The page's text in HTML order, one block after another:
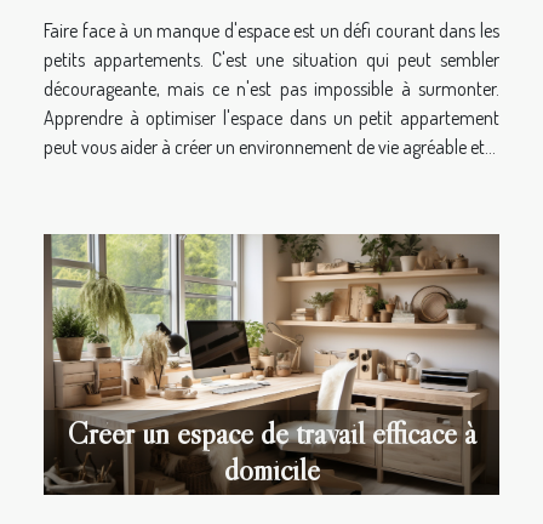
Faire face à un manque d'espace est un défi courant dans les
petits appartements. C'est une situation qui peut sembler
décourageante, mais ce n'est pas impossible à surmonter.
Apprendre à optimiser l'espace dans un petit appartement
peut vous aider à créer un environnement de vie agréable et...
Créer un espace de travail efficace à
domicile